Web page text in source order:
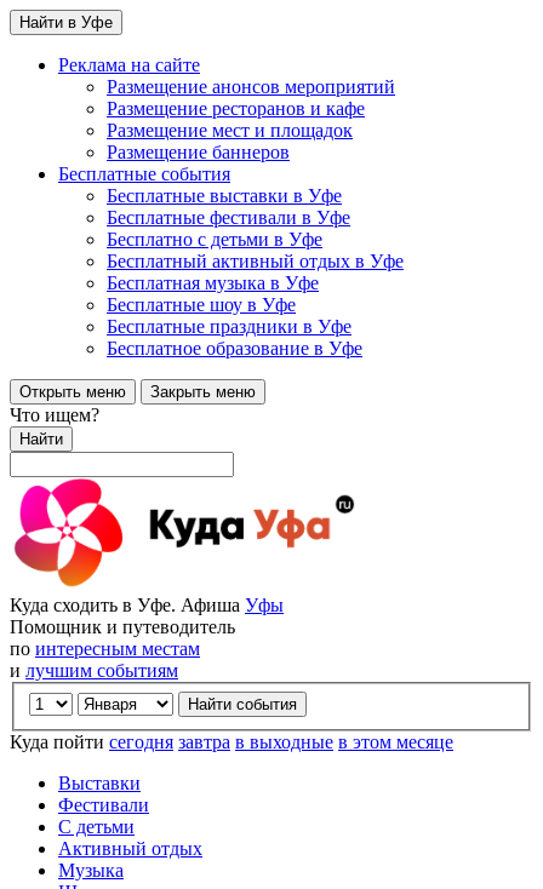
Найти в Уфе
Реклама на сайте
Размещение анонсов мероприятий
Размещение ресторанов и кафе
Размещение мест и площадок
Размещение баннеров
Бесплатные события
Бесплатные выставки в Уфе
Бесплатные фестивали в Уфе
Бесплатно с детьми в Уфе
Бесплатный активный отдых в Уфе
Бесплатная музыка в Уфе
Бесплатные шоу в Уфе
Бесплатные праздники в Уфе
Бесплатное образование в Уфе
Открыть меню Закрыть меню
Что ищем?
Найти
Куда сходить в Уфе. Афиша Уфы
Помощник и путеводитель
по интересным местам
и лучшим событиям
Куда пойти сегодня завтра в выходные в этом месяце
Выставки
Фестивали
С детьми
Активный отдых
Музыка